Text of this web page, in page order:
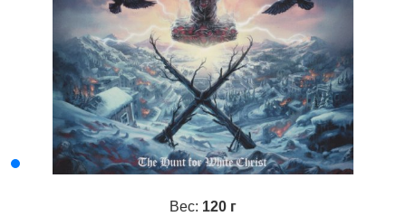
Вес: 120 г